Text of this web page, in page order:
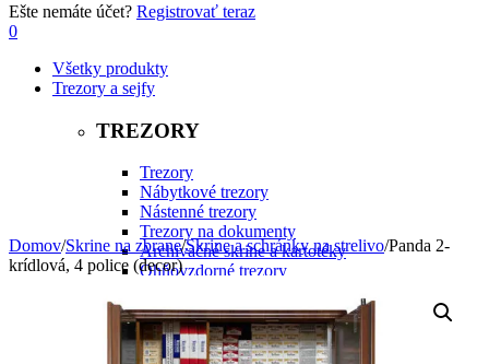
Ešte nemáte účet? Registrovať teraz
0
Všetky produkty
Trezory a sejfy
TREZORY
Trezory
Nábytkové trezory
Nástenné trezory
Trezory na dokumenty
Archivačné skrine a kartotéky
Ohňovzdorné trezory
SEJFY
Domov/Skrine na zbrane/Skrine a schránky na strelivo/Panda 2-
krídlová, 4 police (decor)